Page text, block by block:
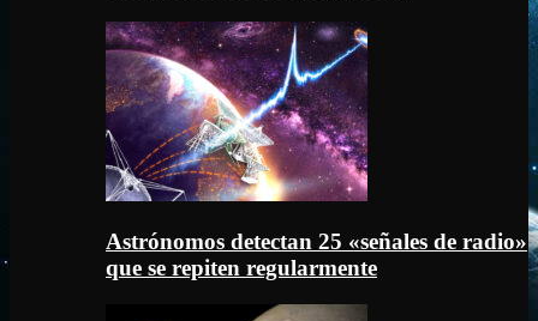
Astrónomos detectan 25 «señales de radio»
que se repiten regularmente